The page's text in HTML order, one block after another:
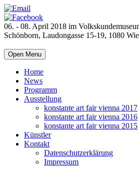
06. - 08. April 2018 im
Schönborn, Laudongasse 15-19, 1080
Open Menu
Home
News
Programm
Ausstellung
konstante art fair vienna 2017
konstante art fair vienna 2016
konstante art fair vienna 2015
Künstler
Kontakt
Datenschutzerklärung
Impressum